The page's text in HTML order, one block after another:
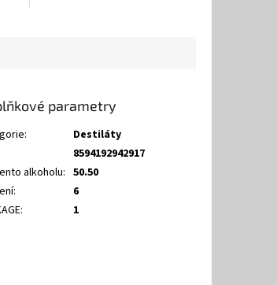
parametry
:
Destiláty
8594192942917
alkoholu: 50.50
:
6
: 1